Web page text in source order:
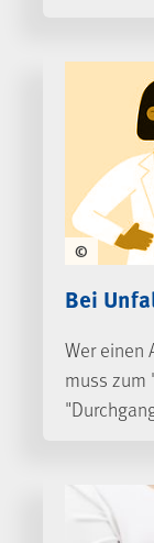
©
Bei
Wer einen
muss zum